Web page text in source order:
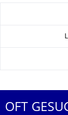
Zu dieser
OFT